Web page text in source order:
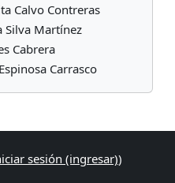
Calvo Contreras
Silva Martínez
Cabrera
Carrasco
sesión (ingresar))